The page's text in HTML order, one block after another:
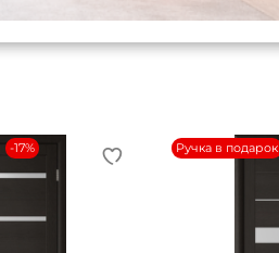
-17% Ручка в подарок